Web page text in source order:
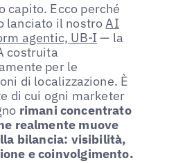
capito. Ecco perché
lanciato il nostroAI
agentic, UB-I — la
costruita
per le
di localizzazione. È
di cui ogni marketer
rimani concentrato
realmente muove
bilancia: visibilità,
e coinvolgimento.